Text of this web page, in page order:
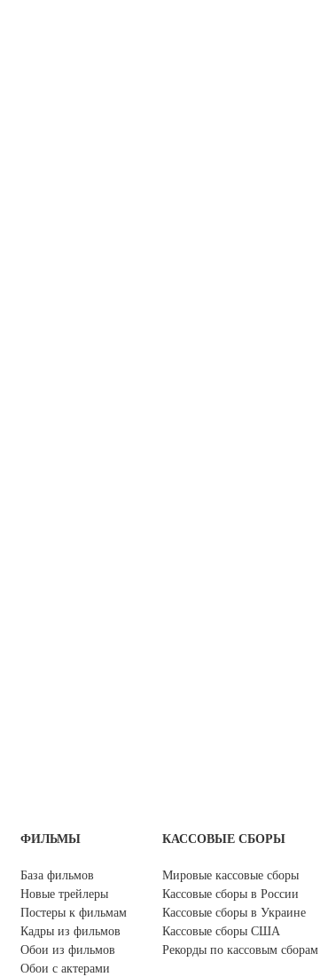
ФИЛЬМЫ
База фильмов
Новые трейлеры
Постеры к фильмам
Кадры из фильмов
Обои из фильмов
Обои с актерами
КАССОВЫЕ СБОРЫ
Мировые кассовые сборы
Кассовые сборы в России
Кассовые сборы в Украине
Кассовые сборы США
Рекорды по кассовым сборам